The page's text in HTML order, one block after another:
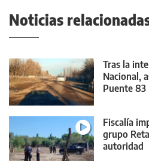
Noticias
Tras la
Nacional,
Puente 83
Fiscalía
grupo
autoridad